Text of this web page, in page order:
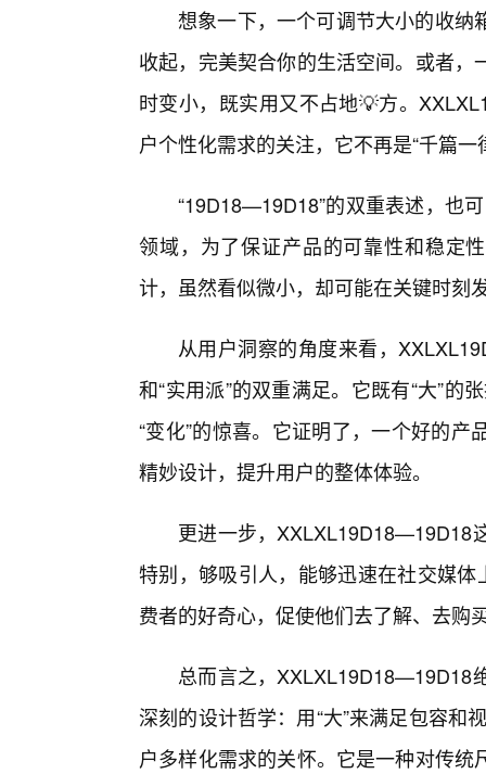
想象一下，一个可调节大小的收纳
收起，完美契合你的生活空间。或者
时变小，既实用又不占地💡方。
户个性化需求的关注，它不再是“千篇
“19D18—19D18”的双重表述，也
领域，为了保证产品的可靠性和稳定
计，虽然看似微小，却可能在关键时刻
从用户洞察的角度来看，
和“实用派”的双重满足。它既有“大”的
“变化”的惊喜。它证明了，一个好的
精妙设计，提升用户的整体体验。
更进一步，XXLXL19D18—19D18
特别，够吸引人，能够迅速在社交媒
费者的好奇心，促使他们去了解、去购
总而言之，XXLXL19D18—19D18
深刻的设计哲学：用“大”来满足包容和
户多样化需求的关怀。它是一种对传